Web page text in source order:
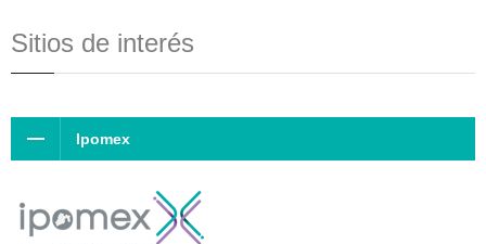
Sitios de interés
Ipomex